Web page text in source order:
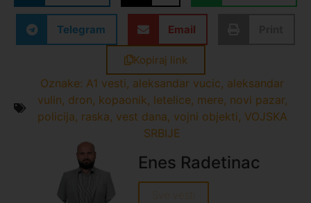
Telegram Email
Kopiraj link
Oznake: A1 vesti, aleksandar vucic, aleksandar
vulin, dron, kopaonik, letelice, mere, novi pazar,
policija, raska, vest dana, vojni objekti, VOJSKA
SRBIJE
Enes Radetinac
Sve vesti